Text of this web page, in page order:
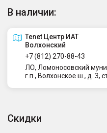
В наличии:
Tenet Центр ИАТ
Волхонский
+7 (812) 270-88-43
ЛО, Ломоносовский
г.п., Волхонское ш., д. 3,
Скидки